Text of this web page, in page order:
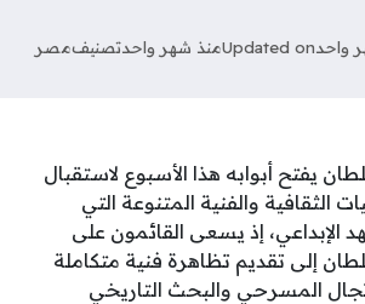
واحدUpdated onمنذ شهر واحدتصنيفمصر
يفتح أبوابه هذا الأسبوع لاستقبال
الثقافية والفنية المتنوعة التي
إذ يسعى القائمون على
إلى تقديم تظاهرة فنية متكاملة
المسرحي والبحث التاريخي